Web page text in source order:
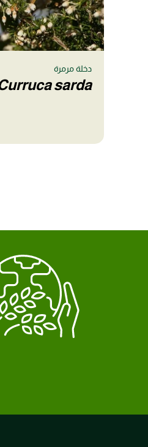
دخلة مرمرة
sarda